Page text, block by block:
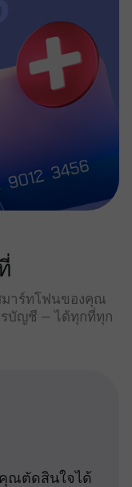
มาร์ทโฟนของคุณ
รบัญชี — ได้ทุกที่ทุก
ณตัดสินใจได้